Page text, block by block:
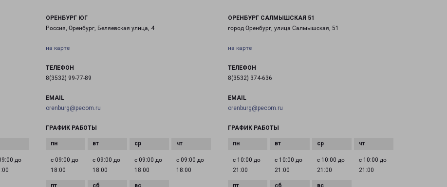
до
ОРЕНБУРГ ЮГ
Россия, Оренбург, Беляевская улица, 4
на карте
ТЕЛЕФОН
8(3532) 99-77-89
EMAIL
orenburg@pecom.ru
ГРАФИК РАБОТЫ
с 09:00 до
18:00
с 09:00 до
18:00
с 09:00 до
18:00
с 09:00 до
18:00
ОРЕНБУРГ САЛМЫШСКАЯ 51
город Оренбург, улица Салмышская, 51
на карте
ТЕЛЕФОН
8(3532) 374-636
EMAIL
orenburg@pecom.ru
ГРАФИК РАБОТЫ
с 10:00 до
21:00
с 10:00 до
21:00
с 10:00 до
21:00
с 10:00 до
21:00